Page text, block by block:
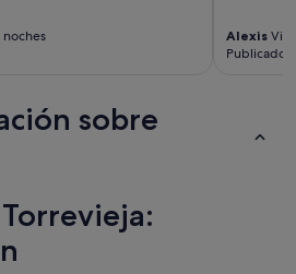
Alexis
Publicado
sobre